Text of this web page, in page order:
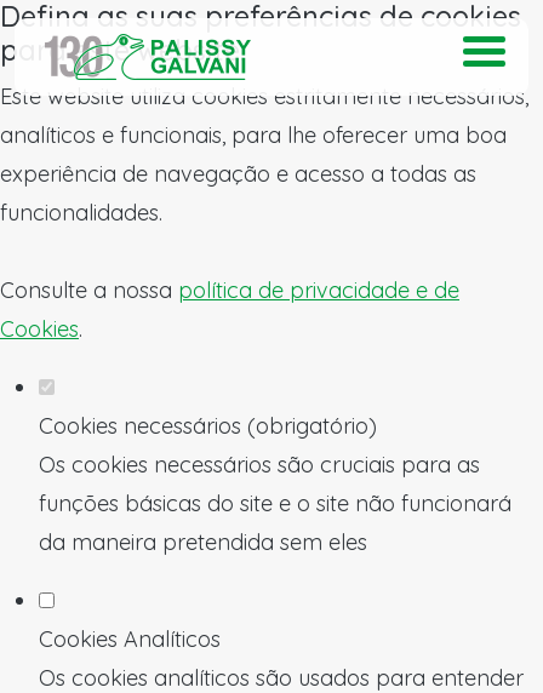
Defina as suas preferências de cookies
para este website.
Este website utiliza cookies estritamente necessários,
analíticos e funcionais, para lhe oferecer uma boa
experiência de navegação e acesso a todas as
funcionalidades.
Consulte a nossa política de privacidade e de
Cookies.
Cookies necessários (obrigatório)
Os cookies necessários são cruciais para as
funções básicas do site e o site não funcionará
da maneira pretendida sem eles
Cookies Analíticos
Os cookies analíticos são usados para entender